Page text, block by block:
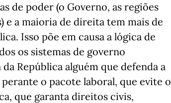
de poder (o Governo, as regiões
e a maioria de direita tem mais de
Isso põe em causa a lógica de
os sistemas de governo
República alguém que defenda a
o pacote laboral, que evite o
que garanta direitos civis,